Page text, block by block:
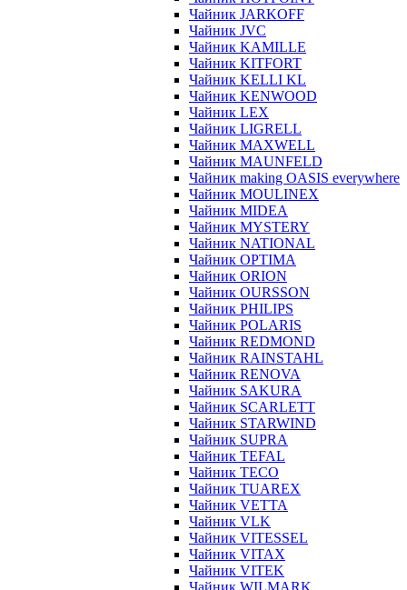
Чайник JARKOFF
Чайник JVC
Чайник KAMILLE
Чайник KITFORT
Чайник KELLI KL
Чайник KENWOOD
Чайник LEX
Чайник LIGRELL
Чайник MAXWELL
Чайник MAUNFELD
Чайник making OASIS everywhere
Чайник MOULINEX
Чайник MIDEA
Чайник MYSTERY
Чайник NATIONAL
Чайник OPTIMA
Чайник ORION
Чайник OURSSON
Чайник PHILIPS
Чайник POLARIS
Чайник REDMOND
Чайник RAINSTAHL
Чайник RENOVA
Чайник SAKURA
Чайник SCARLETT
Чайник STARWIND
Чайник SUPRA
Чайник TEFAL
Чайник TECO
Чайник TUAREX
Чайник VETTA
Чайник VLK
Чайник VITESSEL
Чайник VITAX
Чайник VITEK
Чайник WILMARK